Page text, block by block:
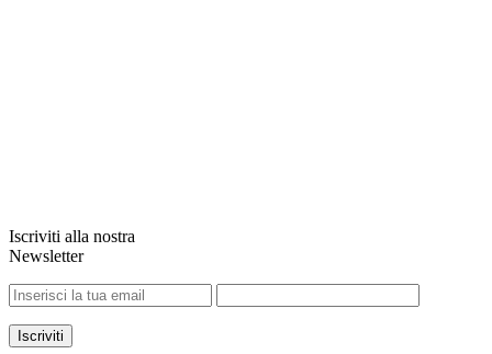
Iscriviti alla nostra
Newsletter